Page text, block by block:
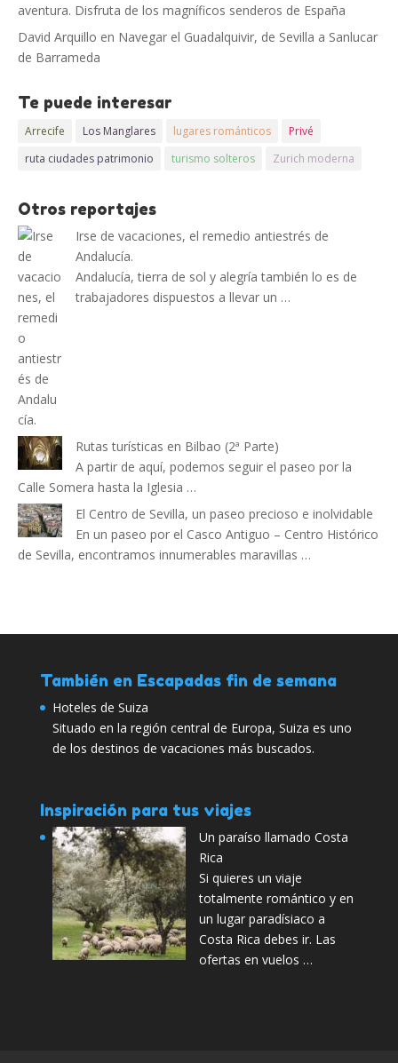
aventura. Disfruta de los magníficos senderos de España
David Arquillo en Navegar el Guadalquivir, de Sevilla a Sanlucar
de Barrameda
Te puede interesar
Arrecife Los Manglares lugares románticos
Privé
ruta ciudades patrimonio
turismo solteros Zurich moderna
Otros reportajes
Irse de vacaciones, el remedio antiestrés de
Andalucía.
Andalucía, tierra de sol y alegría también lo es de
trabajadores dispuestos a llevar un …
Rutas turísticas en Bilbao (2ª Parte)
A partir de aquí, podemos seguir el paseo por la
Calle Somera hasta la Iglesia …
El Centro de Sevilla, un paseo precioso e inolvidable
En un paseo por el Casco Antiguo – Centro Histórico
de Sevilla, encontramos innumerables maravillas …
También en Escapadas fin de semana
Hoteles de Suiza
Situado en la región central de Europa, Suiza es uno
de los destinos de vacaciones más buscados.
Inspiración para tus viajes
Un paraíso llamado Costa
Rica
Si quieres un viaje
totalmente romántico y en
un lugar paradísiaco a
Costa Rica debes ir. Las
ofertas en vuelos …